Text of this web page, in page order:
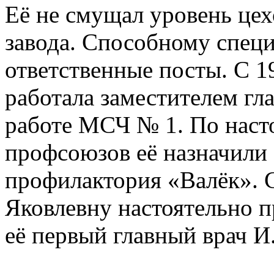
Её не смущал уровень
завода. Способному
ответственные посты. С
работала заместителем
работе МСЧ № 1. По
профсоюзов её назначили
профилактория
Яковлевну настоятельно
её первый главный врач